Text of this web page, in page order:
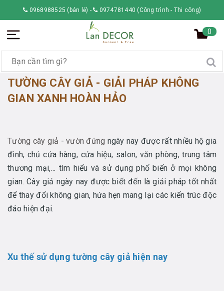
0968988525 (bán lẻ) - 0974781440 (Công trình - Thi công)
0
TƯỜNG CÂY GIẢ - GIẢI PHÁP KHÔNG
GIAN XANH HOÀN HẢO
Tường cây giả - vườn đứng ngày nay được rất nhiều hộ gia
đình, chủ cửa hàng, cửa hiệu, salon, văn phòng, trung tâm
thương mại,... tìm hiểu và sử dụng phổ biến ở mọi không
gian. Cây giả ngày nay được biết đến là giải pháp tốt nhất
để thay đổi không gian, hứa hẹn mang lại các kiến trúc độc
đáo hiện đại.
Xu thế sử dụng tường cây giả hiện nay